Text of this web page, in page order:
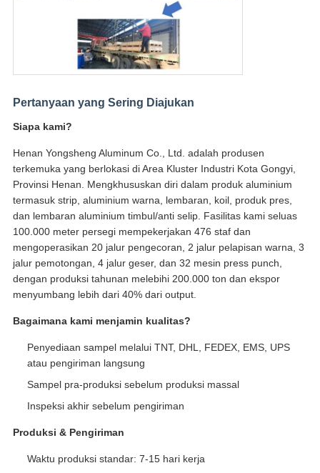
Pertanyaan yang Sering Diajukan
Siapa kami?
Henan Yongsheng Aluminum Co., Ltd. adalah produsen
terkemuka yang berlokasi di Area Kluster Industri Kota Gongyi,
Provinsi Henan. Mengkhususkan diri dalam produk aluminium
termasuk strip, aluminium warna, lembaran, koil, produk pres,
dan lembaran aluminium timbul/anti selip. Fasilitas kami seluas
100.000 meter persegi mempekerjakan 476 staf dan
mengoperasikan 20 jalur pengecoran, 2 jalur pelapisan warna, 3
jalur pemotongan, 4 jalur geser, dan 32 mesin press punch,
dengan produksi tahunan melebihi 200.000 ton dan ekspor
menyumbang lebih dari 40% dari output.
Bagaimana kami menjamin kualitas?
Penyediaan sampel melalui TNT, DHL, FEDEX, EMS, UPS
atau pengiriman langsung
Sampel pra-produksi sebelum produksi massal
Inspeksi akhir sebelum pengiriman
Produksi & Pengiriman
Waktu produksi standar: 7-15 hari kerja